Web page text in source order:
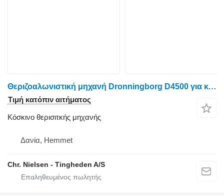
Θεριζοαλωνιστική μηχανή Dronningborg D4500 για κόσκινο θερισιτκής μηχανής
Τιμή κατόπιν αιτήματος
Κόσκινο θερισιτκής μηχανής
Δανία, Hemmet
Chr. Nielsen - Tingheden A/S